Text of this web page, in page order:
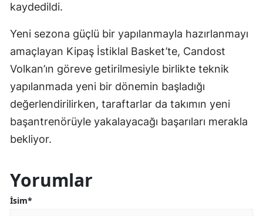
kaydedildi.
Yeni sezona güçlü bir yapılanmayla hazırlanmayı
amaçlayan Kipaş İstiklal Basket’te, Candost
Volkan’ın göreve getirilmesiyle birlikte teknik
yapılanmada yeni bir dönemin başladığı
değerlendirilirken, taraftarlar da takımın yeni
başantrenörüyle yakalayacağı başarıları merakla
bekliyor.
Yorumlar
İsim*